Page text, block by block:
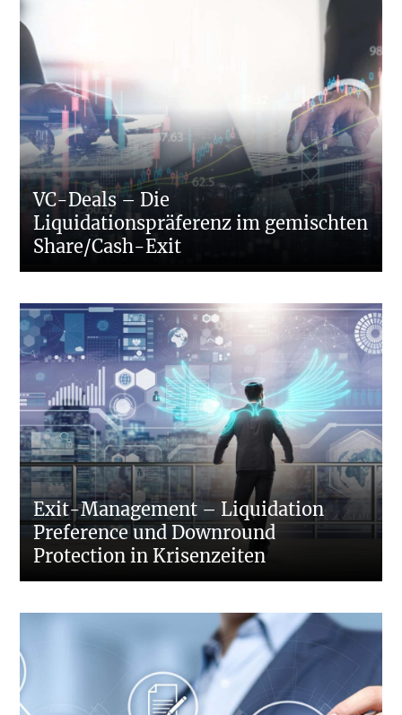
VC-Deals – Die
Liquidationspräferenz im gemischten
Share/Cash-Exit
Exit-Management – Liquidation
Preference und Downround
Protection in Krisenzeiten